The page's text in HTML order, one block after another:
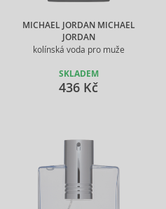
MICHAEL JORDAN MICHAEL
JORDAN
kolínská voda pro muže
SKLADEM
436 Kč